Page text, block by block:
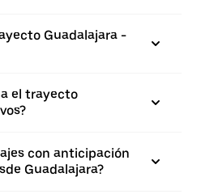
Guadalajara -
el trayecto
con anticipación
Guadalajara?